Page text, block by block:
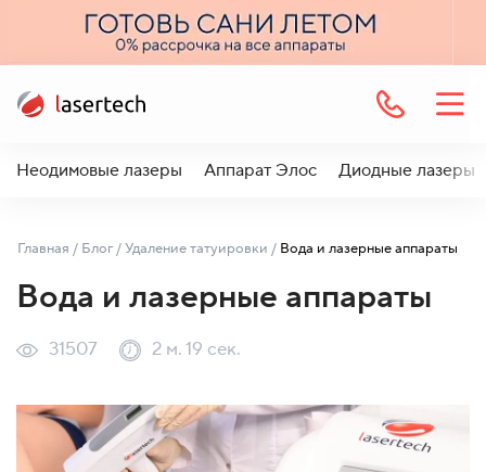
Неодимовые лазеры Аппарат Элос Диодные лазеры
Главная / Блог /Удаление татуировки / Вода и лазерные аппараты
Вода и лазерные аппараты
31507 2 м. 19 сек.